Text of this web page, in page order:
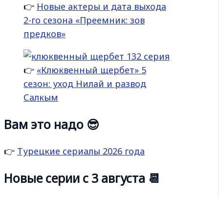
👉 Новые актеры и дата выхода
2-го сезона «Преемник: зов
предков»
👉 «Клюквенный щербет» 5
сезон: уход Нилай и развод
Салкым
Вам это надо 😎
👉 Турецкие сериалы 2026 года
Новые серии с 3 августа 📆